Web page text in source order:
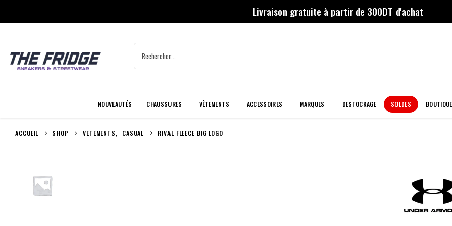
Livraison gratuite à partir de 300DT d'achat
NOUVEAUTÉS CHAUSSURES VÊTEMENTS ACCESSOIRES MARQUES DESTOCKAGE SOLDES
ACCUEIL SHOP VETEMENTS, CASUAL RIVAL FLEECE BIG LOGO